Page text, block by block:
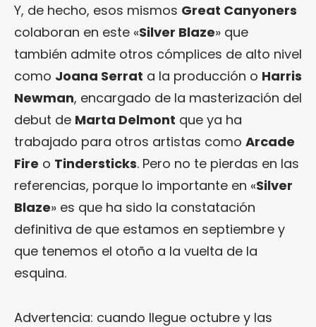
Y, de hecho, esos mismos Great Canyoners
colaboran en este «Silver Blaze» que
también admite otros cómplices de alto nivel
como Joana Serrat a la producción o Harris
Newman, encargado de la masterización del
debut de Marta Delmont que ya ha
trabajado para otros artistas como Arcade
Fire o Tindersticks. Pero no te pierdas en las
referencias, porque lo importante en «Silver
Blaze» es que ha sido la constatación
definitiva de que estamos en septiembre y
que tenemos el otoño a la vuelta de la
esquina.
Advertencia: cuando llegue octubre y las